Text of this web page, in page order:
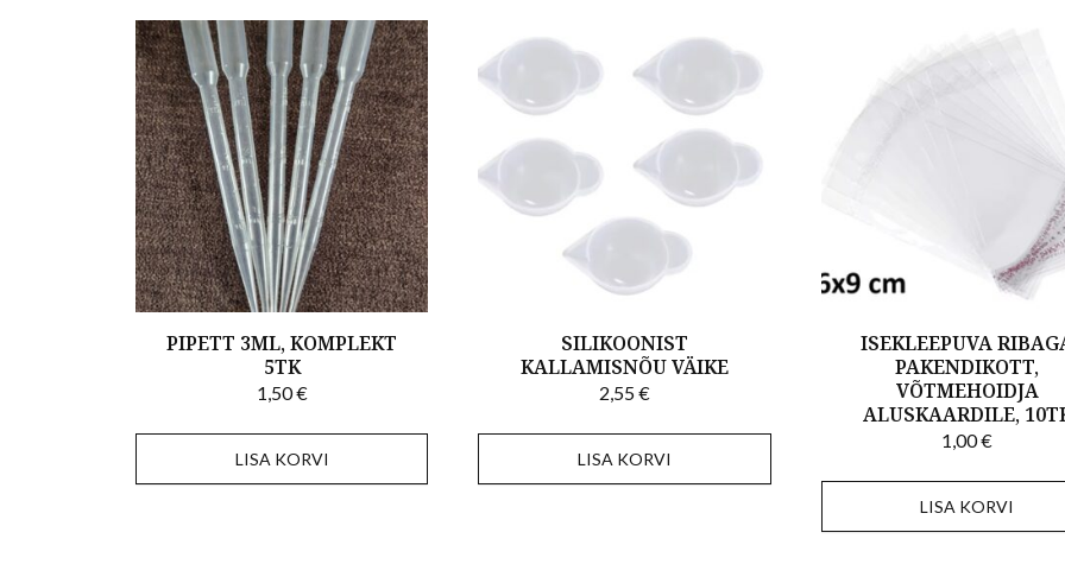
PIPETT 3ML, KOMPLEKT
5TK
1,50€
LISA KORVI
SILIKOONIST
KALLAMISNÕU VÄIKE
2,55€
LISA KORVI
ISEKLEEPUVA
PAKENDIKOTT,
VÕTMEHOIDJA
ALUSKAARDILE,
1,00€
LISA KORVI